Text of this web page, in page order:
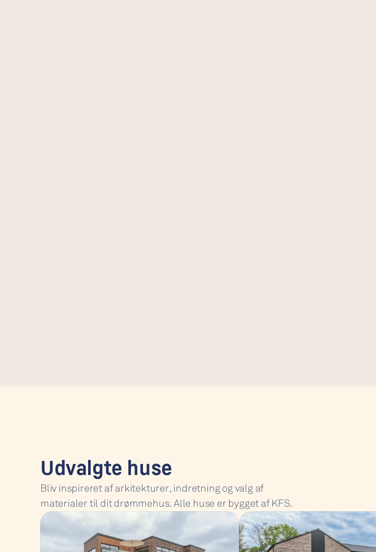
Udvalgte huse
Bliv inspireret af arkitekturer, indretning og valg af
materialer til dit drømmehus. Alle huse er bygget af KFS.